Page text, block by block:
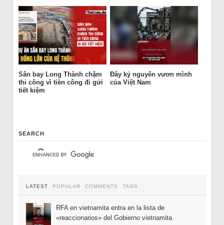
Sân bay Long Thành chậm
thi công vì tiền công đi gửi
tiết kiệm
Đây kỷ nguyên vươn mình
của Việt Nam
SEARCH
LATEST POPULAR COMMENTS TAGS
RFA en vietnamita entra en la lista de
«reaccionarios» del Gobierno vietnamita